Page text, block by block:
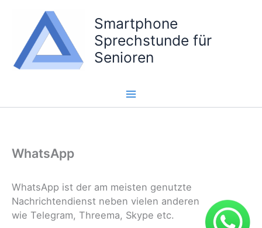
springen
Smartphone
Sprechstunde für
Senioren
WhatsApp
WhatsApp ist der am meisten genutzte
Nachrichtendienst neben vielen anderen
wie Telegram, Threema, Skype etc.